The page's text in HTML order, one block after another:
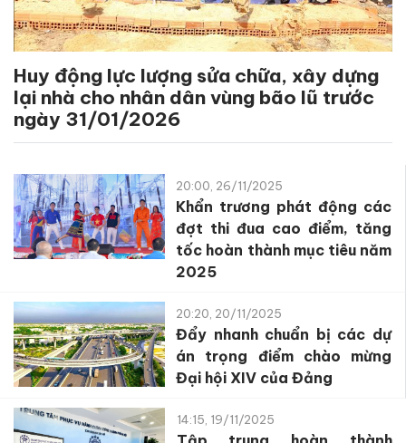
Huy động lực lượng sửa chữa, xây dựng
lại nhà cho nhân dân vùng bão lũ trước
ngày 31/01/2026
20:00, 26/11/2025
Khẩn trương phát động các
đợt thi đua cao điểm, tăng
tốc hoàn thành mục tiêu năm
2025
20:20, 20/11/2025
Đẩy nhanh chuẩn bị các dự
án trọng điểm chào mừng
Đại hội XIV của Đảng
14:15, 19/11/2025